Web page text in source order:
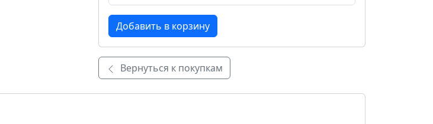
Вернуться к покупкам